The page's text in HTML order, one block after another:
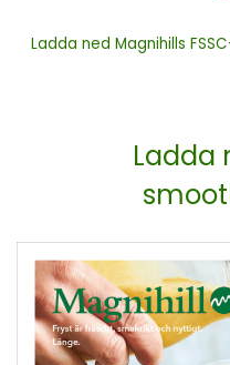
Ladda ned Magnihills
Ladda